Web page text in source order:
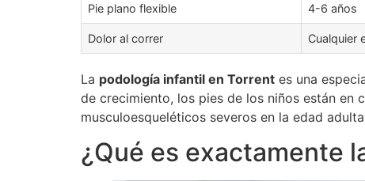
Pie plano flexible 4-6 años
Dolor al correr Cualquier
La podología infantil en Torrent es una
de crecimiento, los pies de los niños están en
musculoesqueléticos severos en la edad
¿Qué es exactamente